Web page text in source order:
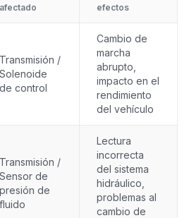
afectado
efectos
Transmisión /
Solenoide
de control
Cambio de
marcha
abrupto,
impacto en el
rendimiento
del vehículo
Transmisión /
Sensor de
presión de
fluido
Lectura
incorrecta
del sistema
hidráulico,
problemas al
cambio de